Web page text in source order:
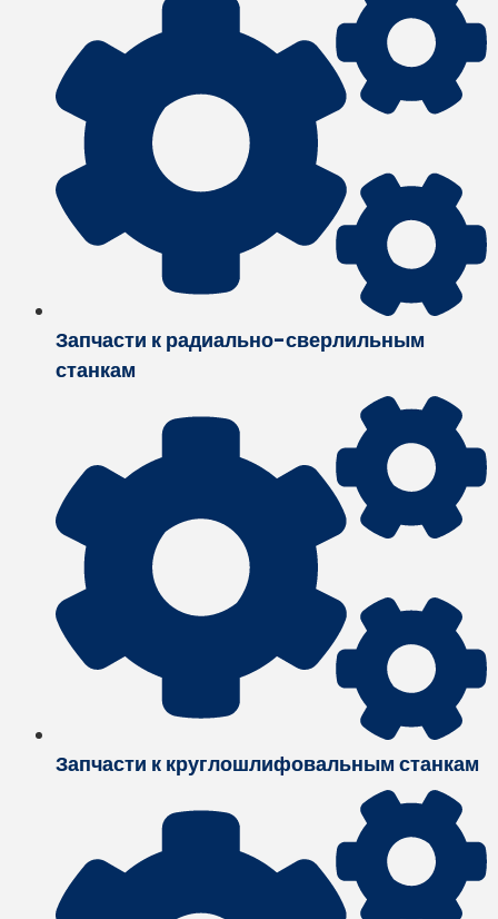
Запчасти к радиально-сверлильным
станкам
Запчасти к круглошлифовальным станкам